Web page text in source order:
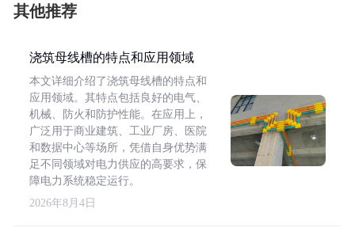
其他推荐
浇筑母线槽的特点和应用领域
本文详细介绍了浇筑母线槽的特点和
应用领域。其特点包括良好的电气、
机械、防火和防护性能。在应用上，
广泛用于商业建筑、工业厂房、医院
和数据中心等场所，凭借自身优势满
足不同领域对电力供应的高要求，保
障电力系统稳定运行。
2026年8月4日